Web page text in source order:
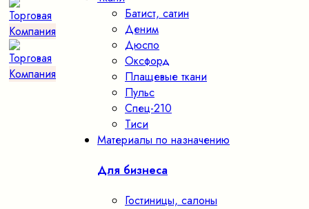
Батист, сатин
Деним
Дюспо
Оксфорд
Плащевые ткани
Пульс
Спец-210
Тиси
Материалы по назначению
Для бизнеса
Гостиницы, салоны